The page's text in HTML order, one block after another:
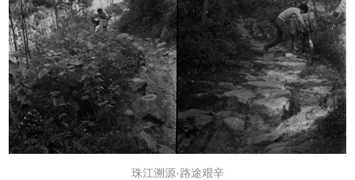
珠江溯源·路途艰辛